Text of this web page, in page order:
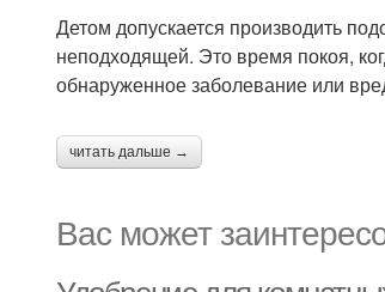
Детом допускается производить
неподходящей. Это время покоя,
обнаруженное заболевание или
читать дальше →
Вас может